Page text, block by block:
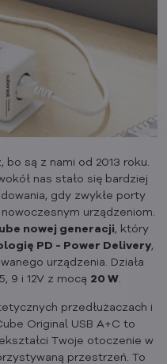
bo są z nami od 2013 roku.
nas stało się bardziej
gdy zwykłe porty
urządzeniom.
nowej generacji, który
PD - Power Delivery,
urządzenia. Działa
9 i 12V z mocą 20 W
przedłużaczach i
Original USB A+C to
Twoje otoczenie w
przestrzeń. To